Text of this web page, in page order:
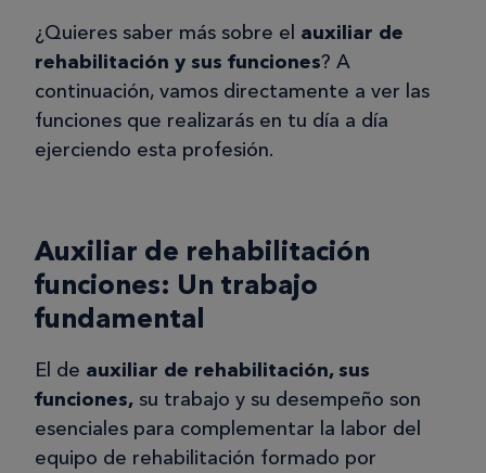
¿Quieres saber más sobre el auxiliar de
rehabilitación y sus funciones? A
continuación, vamos directamente a ver las
funciones que realizarás en tu día a día
ejerciendo esta profesión.
Auxiliar de rehabilitación
funciones: Un trabajo
fundamental
El de auxiliar de rehabilitación, sus
funciones, su trabajo y su desempeño son
esenciales para complementar la labor del
equipo de rehabilitación formado por